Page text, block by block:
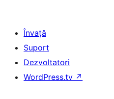
Învață
Suport
Dezvoltatori
WordPress.tv ↗